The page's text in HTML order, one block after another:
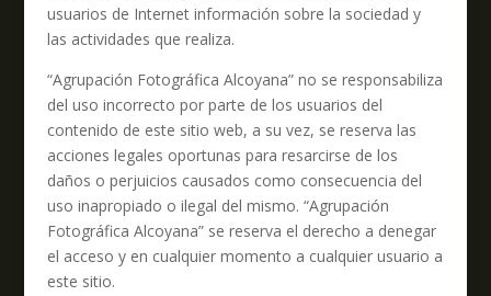
usuarios de Internet información sobre la sociedad y
las actividades que realiza.
“Agrupación Fotográfica Alcoyana” no se responsabiliza
del uso incorrecto por parte de los usuarios del
contenido de este sitio web, a su vez, se reserva las
acciones legales oportunas para resarcirse de los
daños o perjuicios causados como consecuencia del
uso inapropiado o ilegal del mismo. “Agrupación
Fotográfica Alcoyana” se reserva el derecho a denegar
el acceso y en cualquier momento a cualquier usuario a
este sitio.